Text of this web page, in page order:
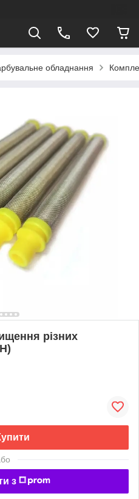
обладнання
різних
з